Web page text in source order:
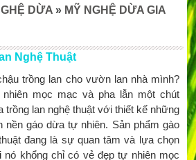
Nghệ Thuật
trồng lan cho vườn lan nhà mình?
mọc mạc và pha lẫn một chút
trồng lan nghệ thuật với thiết kế những
nền gáo dừa tự nhiên. Sản phẩm gào
đang là sự quan tâm và lựa chọn
khổng chỉ có vẻ đẹp tự nhiên mọc
DỪA » MỸ NGHỆ DỪA GIA